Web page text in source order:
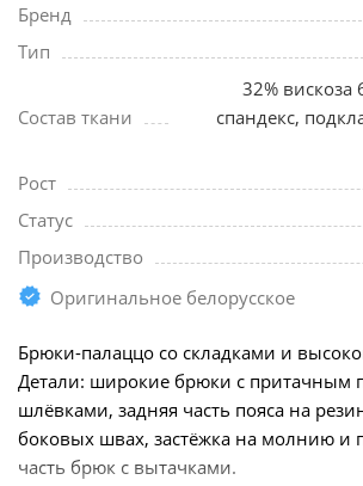
Бренд
Тип
Состав ткани
32% вискоза
спандекс,
Рост
Статус
Производство
Оригинальное белорусское
Брюки-палаццо со складками и
Детали: широкие брюки с притачным
шлёвками, задняя часть пояса на
боковых швах, застёжка на молнию и
часть брюк с вытачками.